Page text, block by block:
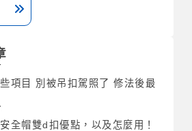
項目 別被吊扣駕照了 修法後最
全帽雙d扣優點，以及怎麼用！